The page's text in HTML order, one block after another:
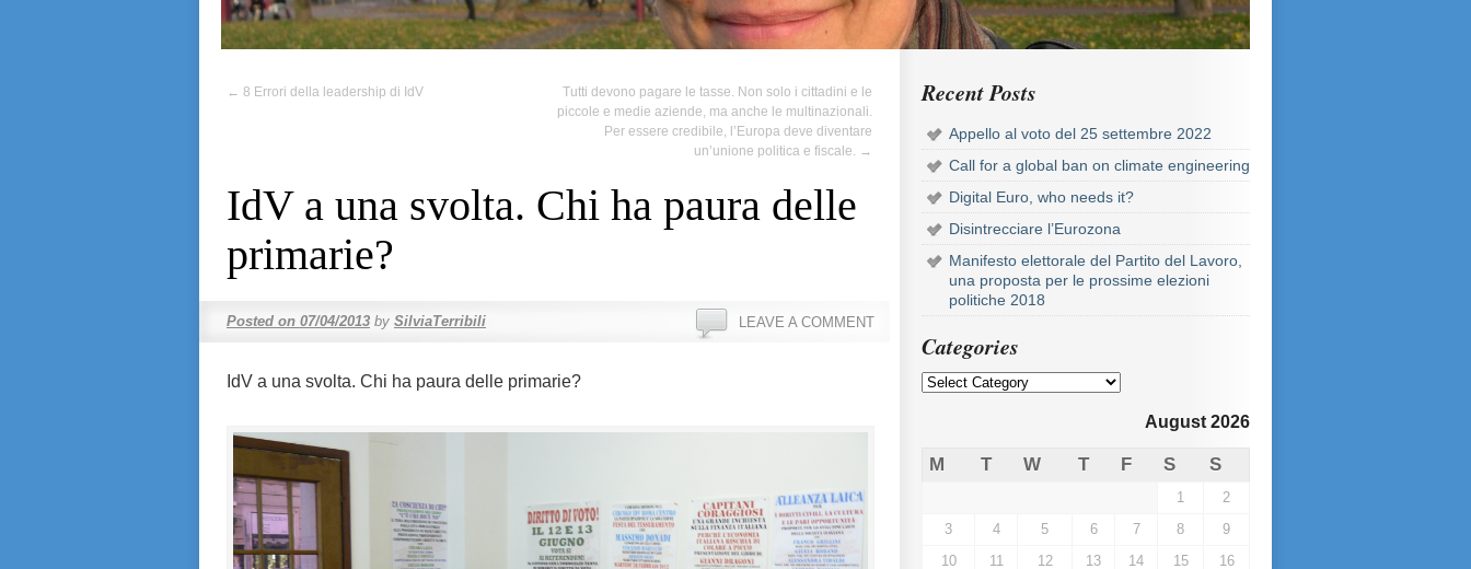
← 8 Errori della leadership di IdV
Tutti devono pagare le tasse. Non solo i cittadini e le
piccole e medie aziende, ma anche le multinazionali.
Per essere credibile, l’Europa deve diventare
un’unione politica e fiscale. →
IdV a una svolta. Chi ha paura delle
primarie?
Posted on 07/04/2013 by SilviaTerribili LEAVE A COMMENT
IdV a una svolta. Chi ha paura delle primarie?
Recent Posts
Appello al voto del 25 settembre 2022
Call for a global ban on climate engineering
Digital Euro, who needs it?
Disintrecciare l’Eurozona
Manifesto elettorale del Partito del Lavoro,
una proposta per le prossime elezioni
politiche 2018
Categories
August 2026
M T W T F S S
1
2
3
4 5 6 7 8
9
10
11 12 13 14 15
16